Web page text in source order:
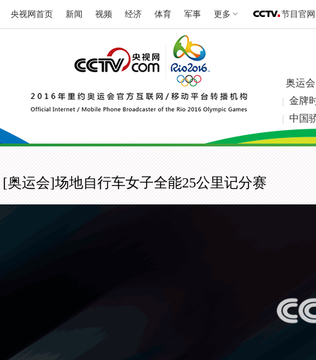
央视网首页 新闻 视频 经济 体育 军事 更多 节目官网
奥运会
金牌
中国
[奥运会]场地自行车女子全能25公里记分赛